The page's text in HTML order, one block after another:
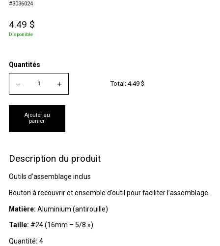
#3036024
4.49 $
Disponible
Quantités
Total: 4.49 $
Ajouter au
panier
Description du produit
Outils d’assemblage inclus
Bouton à recouvrir et ensemble d’outil pour faciliter l’assemblage.
Matière: Aluminium (antirouille)
Taille: #24 (16mm – 5/8 »)
Quantité: 4